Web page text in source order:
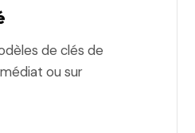
de clés de
ou sur